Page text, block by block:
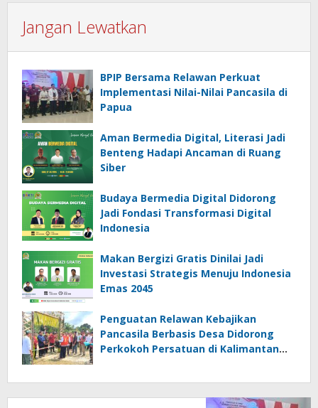
Jangan Lewatkan
BPIP Bersama Relawan Perkuat
Implementasi Nilai-Nilai Pancasila di
Papua
Aman Bermedia Digital, Literasi Jadi
Benteng Hadapi Ancaman di Ruang
Siber
Budaya Bermedia Digital Didorong
Jadi Fondasi Transformasi Digital
Indonesia
Makan Bergizi Gratis Dinilai Jadi
Investasi Strategis Menuju Indonesia
Emas 2045
Penguatan Relawan Kebajikan
Pancasila Berbasis Desa Didorong
Perkokoh Persatuan di Kalimantan